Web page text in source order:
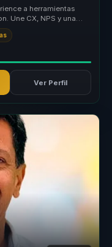
a herramientas
Une CX, NPS y una
Ver Perfil